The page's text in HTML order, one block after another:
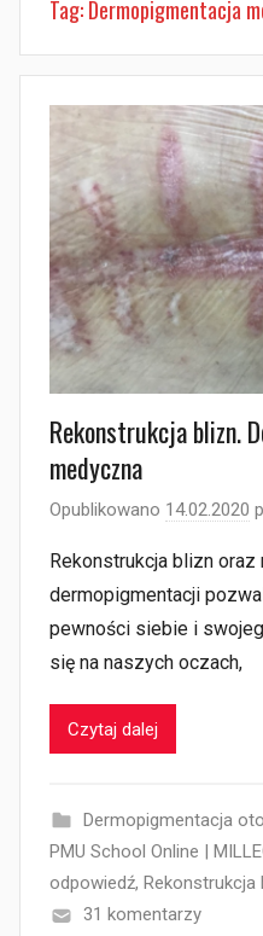
Tag:Dermopigmentacja
Rekonstrukcja blizn.
medyczna
Opublikowano 14.02.2020
Rekonstrukcja blizn
dermopigmentacji
pewności siebie i
się na naszych oczach,
Czytaj dalej
Dermopigmentacja
PMU School Online |
odpowiedź, Rekonstrukcja
31 komentarzy